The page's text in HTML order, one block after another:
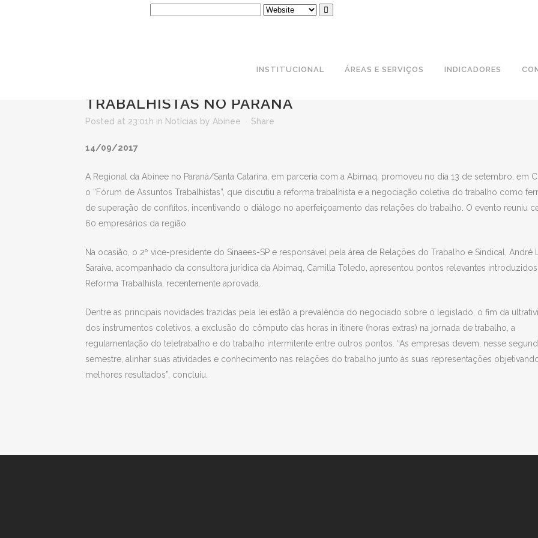
INSTITUCIONAL ÁREAS E SERVIÇOS INDICADORES
TRABALHISTAS NO PARANÁ
Posted at 23:01h in Notícias by Abinee Share
14/09/2017
A Regional da Abinee no Paraná/Santa Catarina, em parceria com a Abimaq, promoveu no dia 13 de setembro, em
o “Fórum de Assuntos Trabalhistas”, que discutiu a reforma trabalhista e a negociação coletiva do trabalho como
de superação de conflitos, incentivando o diálogo no aperfeiçoamento das relações do trabalho. O evento reuniu
60 empresários da região.
Na ocasião, o 2º vice-presidente do Sinaees-SP e responsável pela área de Relações do Trabalho e Sindical, André
Saraiva, acompanhado da consultora jurídica da Abimaq, Camilla Toledo, apresentou pontos relevantes
Reforma Trabalhista, recentemente aprovada.
Dentre as principais novidades trazidas pela lei estão a prevalência do negociado sobre o legislado, o fim da
dos instrumentos coletivos, a exclusão do cômputo das horas in itinere (horas extras) na jornada de trabalho, a
regulamentação do teletrabalho e do trabalho intermitente entre outros pontos. “As empresas devem, nesse
semestre, alinhar suas atividades e conhecimento nas relações do trabalho junto às suas representações
melhores resultados”, concluiu.